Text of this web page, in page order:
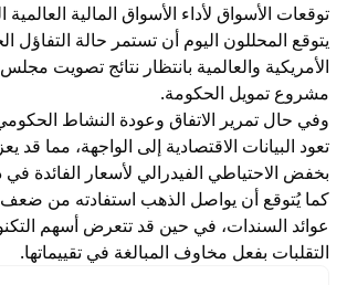
توقعات الأسواق لأداء الأسواق المالية
يتوقع المحللون اليوم أن تستمر حالة التفاؤل
الأمريكية والعالمية بانتظار نتائج تصويت
مشروع تمويل الحكومة.
وفي حال تمرير الاتفاق وعودة النشاط
تعود البيانات الاقتصادية إلى الواجهة، مما قد
بخفض الاحتياطي الفيدرالي لأسعار الفائدة
كما يُتوقع أن يواصل الذهب استفادته من ضعف
عوائد السندات، في حين قد تتعرض أسهم
التقلبات بفعل مخاوف المبالغة في تقييماتها.